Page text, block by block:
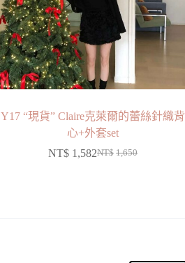
Y17 “現貨” Claire克萊爾的蕾絲針織背
心+外套set
NT$ 1,650
NT$ 1,582